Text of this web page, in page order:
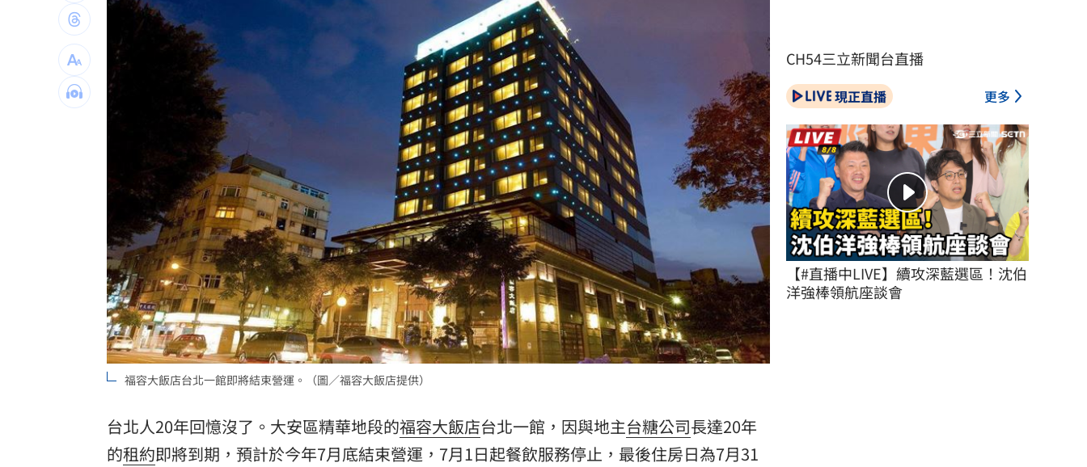
中國富婆加60場吻戲 短劇剛上線慘遭下架
亡妹慘遭公公毒手 表姊曝父親節悲傷現況 14:27
兄弟2資深主力倒下 張志豪、許基宏動刀 14:23
台灣彩券開獎直播中
LIVE三立+24小時直播 15:27
三立iNEWS新聞台線上直播 18:00
AI時代！威力馬導入智慧營運系統提升效率 12:00
商場戰國來臨 台中「頂奢大道」逐漸成形 12:00
台彩父親節推新刮刮樂千萬頭獎超「爸」氣 12:00
「拍片人的多重宇宙」職涯論壇9/12登場！ 10:30
理想混蛋號召粉絲跨海追星吃美食！ 18:15
福容大飯店台北一館即將結束營運。（圖／福容大飯店提供）
台北人20年回憶沒了。大安區精華地段的福容大飯店台北一館，因與地主台糖公司長達20年
的租約即將到期，預計於今年7月底結束營運，7月1日起餐飲服務停止，最後住房日為7月31
CH54三立新聞台直播
現正直播 更多
【#直播中LIVE】續攻深藍選區！沈伯
洋強棒領航座談會